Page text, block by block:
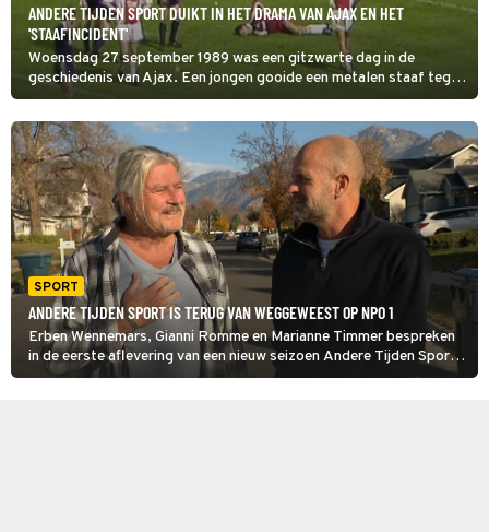
ANDERE TIJDEN SPORT DUIKT IN HET DRAMA VAN AJAX EN HET
'STAAFINCIDENT'
Woensdag 27 september 1989 was een gitzwarte dag in de
geschiedenis van Ajax. Een jongen gooide een metalen staaf tegen
Austria Wien-doelman Franz Wohlfahrt. Ajax werd een jaar
uitgesloten van Europees voetbal. Andere Tijden Sport duikt in
het verhaal.
SPORT
ANDERE TIJDEN SPORT IS TERUG VAN WEGGEWEEST OP NPO 1
Erben Wennemars, Gianni Romme en Marianne Timmer bespreken
in de eerste aflevering van een nieuw seizoen Andere Tijden Sport
het zogeheten Peter Mueller-effect.